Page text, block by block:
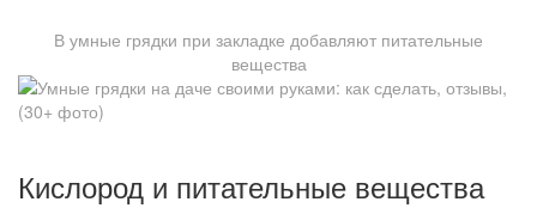
В умные грядки при закладке добавляют питательные
вещества
Кислород и питательные вещества